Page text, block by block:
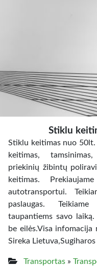
Stiklu
Stiklu keitimas nuo
keitimas,
priekinių žibintų
keitimas.
autotransportui.
paslaugas.
taupantiems savo
be eilės.Visa
Sireka
Transportas »